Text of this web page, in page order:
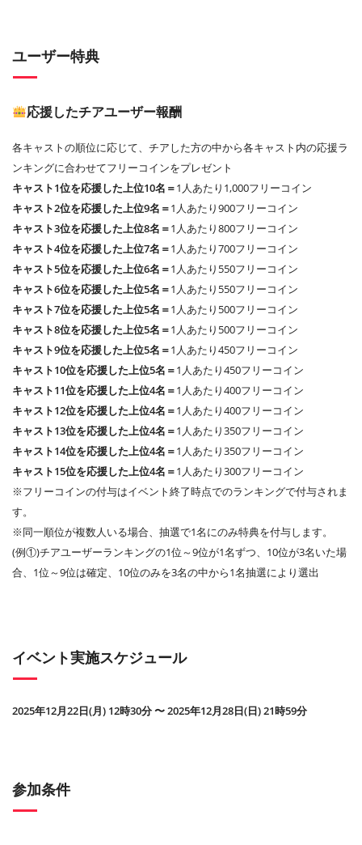
ユーザー特典
応援したチアユーザー報酬
各キャストの順位に応じて、チアした方の中から各キャスト内の応援ラ
ンキングに合わせてフリーコインをプレゼント
キャスト1位を応援した上位10名＝1人あたり1,000フリーコイン
キャスト2位を応援した上位9名＝1人あたり900フリーコイン
キャスト3位を応援した上位8名＝1人あたり800フリーコイン
キャスト4位を応援した上位7名＝1人あたり700フリーコイン
キャスト5位を応援した上位6名＝1人あたり550フリーコイン
キャスト6位を応援した上位5名＝1人あたり550フリーコイン
キャスト7位を応援した上位5名＝1人あたり500フリーコイン
キャスト8位を応援した上位5名＝1人あたり500フリーコイン
キャスト9位を応援した上位5名＝1人あたり450フリーコイン
キャスト10位を応援した上位5名＝1人あたり450フリーコイン
キャスト11位を応援した上位4名＝1人あたり400フリーコイン
キャスト12位を応援した上位4名＝1人あたり400フリーコイン
キャスト13位を応援した上位4名＝1人あたり350フリーコイン
キャスト14位を応援した上位4名＝1人あたり350フリーコイン
キャスト15位を応援した上位4名＝1人あたり300フリーコイン
※フリーコインの付与はイベント終了時点でのランキングで付与されま
す。
※同一順位が複数人いる場合、抽選で1名にのみ特典を付与します。
(例①)チアユーザーランキングの1位～9位が1名ずつ、10位が3名いた場
合、1位～9位は確定、10位のみを3名の中から1名抽選により選出
イベント実施スケジュール
2025年12月22日(月) 12時30分 〜 2025年12月28日(日) 21時59分
参加条件